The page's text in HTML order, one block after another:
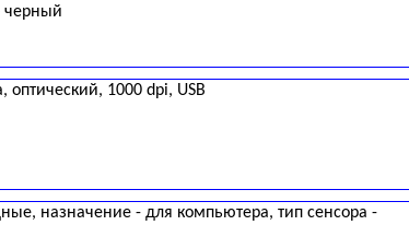
черный
оптический, 1000 dpi, USB
назначение - для компьютера, тип сенсора -